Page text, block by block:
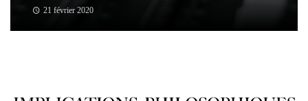
21 février 2020